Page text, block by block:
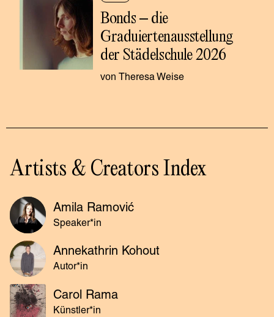
Bonds – die
Graduiertenausstellung
der Städelschule 2026
Theresa Weise
Artists & Creators Index
Amila Ramović
Speaker*in
Annekathrin Kohout
Autor*in
Carol Rama
Künstler*in